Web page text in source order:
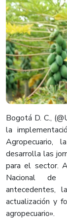
Bogotá D. C.,
la
Agropecuario,
desarrolla las
para el sector.
Nacional de
antecedentes,
actualización y
agropecuario».